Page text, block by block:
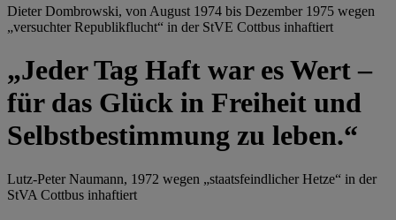
Dieter Dombrowski, von August 1974 bis Dezember 1975 wegen
„versuchter Republikflucht“ in der StVE Cottbus inhaftiert
„Jeder Tag Haft war es Wert –
für das Glück in Freiheit und
Selbstbestimmung zu leben.“
Lutz-Peter Naumann, 1972 wegen „staatsfeindlicher Hetze“ in der
StVA Cottbus inhaftiert